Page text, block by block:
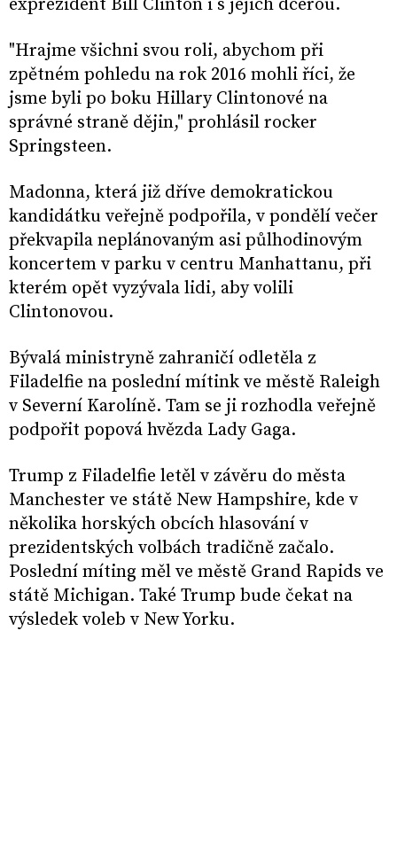
exprezident Bill Clinton i s jejich dcerou.
"Hrajme všichni svou roli, abychom při
zpětném pohledu na rok 2016 mohli říci, že
jsme byli po boku Hillary Clintonové na
správné straně dějin," prohlásil rocker
Springsteen.
Madonna, která již dříve demokratickou
kandidátku veřejně podpořila, v pondělí večer
překvapila neplánovaným asi půlhodinovým
koncertem v parku v centru Manhattanu, při
kterém opět vyzývala lidi, aby volili
Clintonovou.
Bývalá ministryně zahraničí odletěla z
Filadelfie na poslední mítink ve městě Raleigh
v Severní Karolíně. Tam se ji rozhodla veřejně
podpořit popová hvězda Lady Gaga.
Trump z Filadelfie letěl v závěru do města
Manchester ve státě New Hampshire, kde v
několika horských obcích hlasování v
prezidentských volbách tradičně začalo.
Poslední míting měl ve městě Grand Rapids ve
státě Michigan. Také Trump bude čekat na
výsledek voleb v New Yorku.